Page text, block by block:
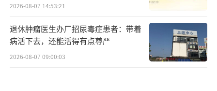
2026-08-07 14:53:21
退休肿瘤医生办厂招尿毒症患者：带着
病活下去，还能活得有点尊严
2026-08-07 09:00:03